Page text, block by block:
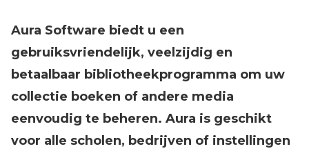
Aura Software biedt u een
gebruiksvriendelijk, veelzijdig en
betaalbaar bibliotheekprogramma om uw
collectie boeken of andere media
eenvoudig te beheren. Aura is geschikt
voor alle scholen, bedrijven of instellingen